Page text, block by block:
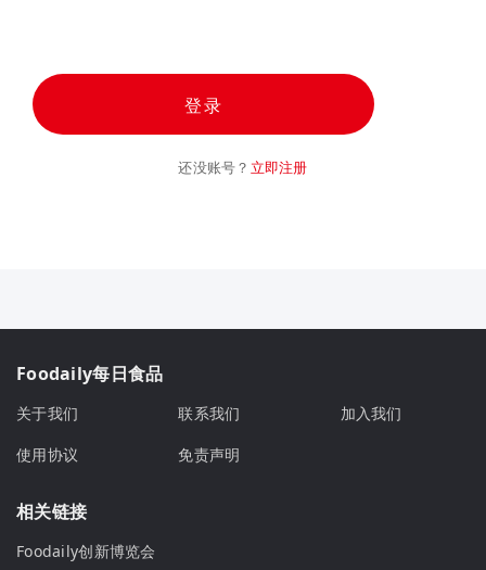
登录
还没账号？ 立即注册
Foodaily每日食品
关于我们 联系我们
加入我们
使用协议
免责声明
相关链接
Foodaily创新博览会